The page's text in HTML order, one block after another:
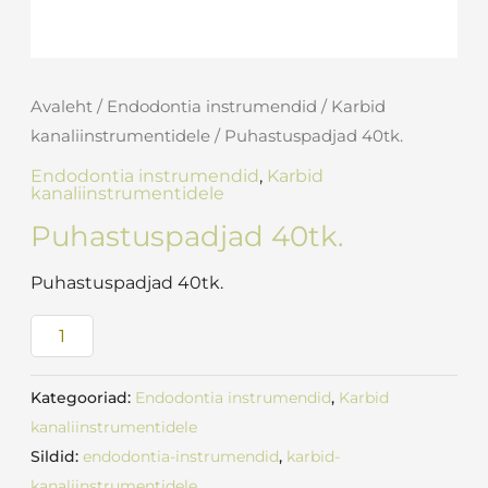
Avaleht / Endodontia instrumendid / Karbid
kanaliinstrumentidele / Puhastuspadjad 40tk.
Endodontia instrumendid, Karbid
kanaliinstrumentidele
Puhastuspadjad 40tk.
Puhastuspadjad 40tk.
Kategooriad: Endodontia instrumendid, Karbid
kanaliinstrumentidele
Sildid: endodontia-instrumendid, karbid-